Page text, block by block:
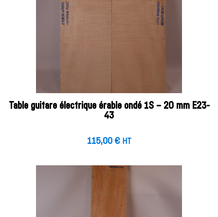
Table guitare électrique érable ondé 1S – 20 mm E23-
43
115,00 € HT